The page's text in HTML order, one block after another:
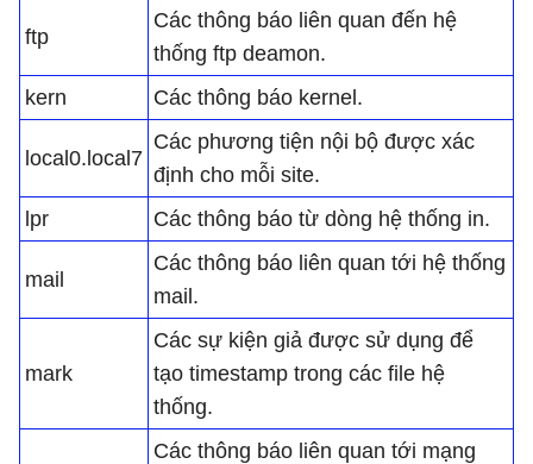
ftp
Các thông báo liên quan đến hệ
thống ftp deamon.
kern
Các thông báo kernel.
local0.local7
Các phương tiện nội bộ được xác
định cho mỗi site.
lpr
Các thông báo từ dòng hệ thống in.
mail
Các thông báo liên quan tới hệ thống
mail.
mark
Các sự kiện giả được sử dụng để
tạo timestamp trong các file hệ
thống.
Các thông báo liên quan tới mạng